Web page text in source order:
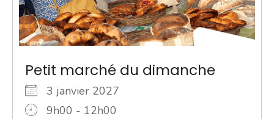
Petit marché du dimanche
3 janvier 2027
9h00 - 12h00